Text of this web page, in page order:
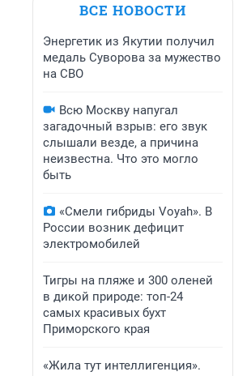
ВСЕ НОВОСТИ
Энергетик из Якутии получил
медаль Суворова за мужество
на СВО
Всю Москву напугал
загадочный взрыв: его звук
слышали везде, а причина
неизвестна. Что это могло
быть
«Смели гибриды Voyah». В
России возник дефицит
электромобилей
Тигры на пляже и 300 оленей
в дикой природе: топ-24
самых красивых бухт
Приморского края
«Жила тут интеллигенция».